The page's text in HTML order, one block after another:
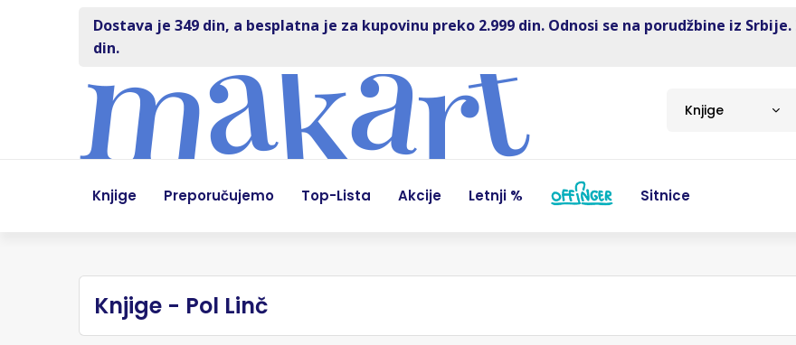
Dostava je 349 din, a besplatna je za kupovinu preko 2.999 din. Odnosi se na porudžbine iz
din.
Knjige
Knjige Preporučujemo Top-Lista Akcije Letnji % Sitnice
Knjige - Pol Linč